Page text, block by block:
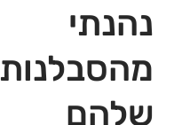
נהנתי
מהסבלנות
שלהם